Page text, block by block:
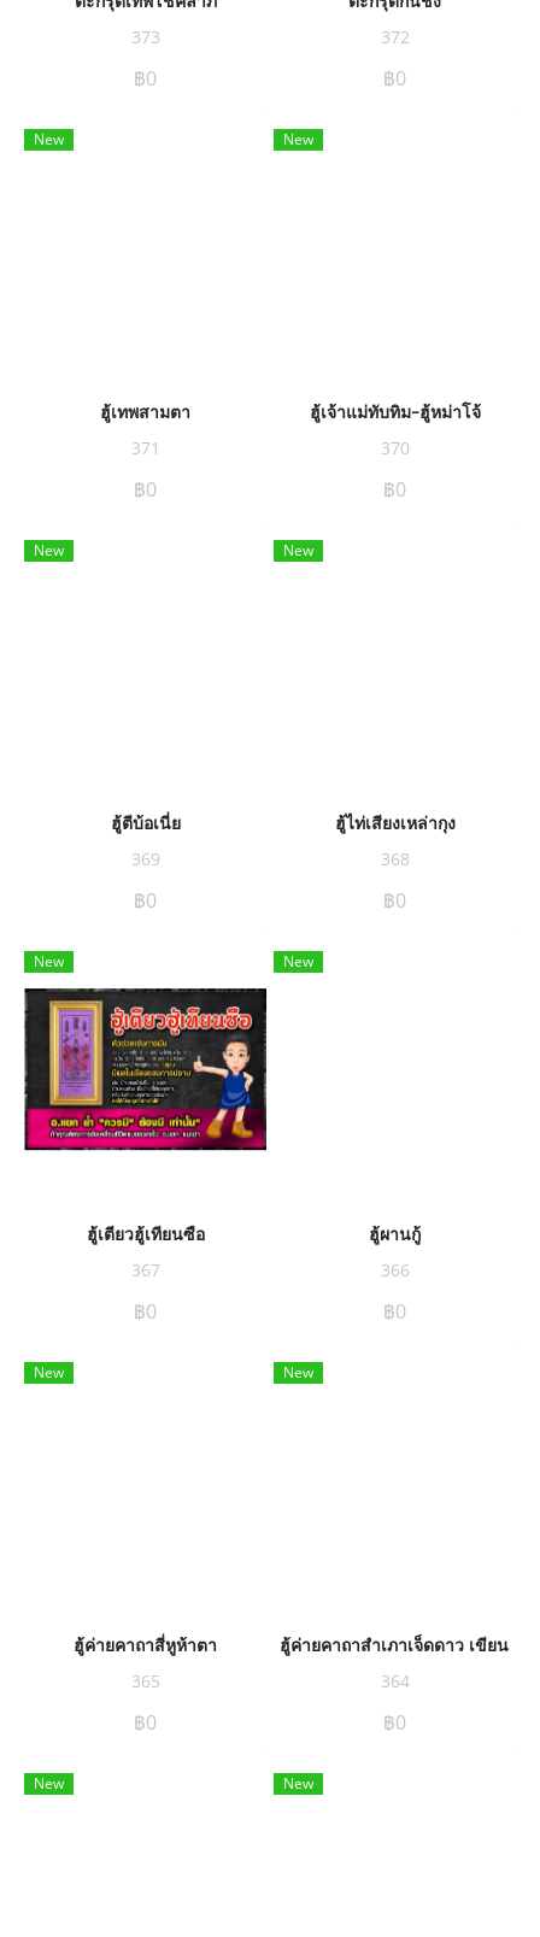
373
฿0
372
฿0
New
ฮู้เทพสามตา
371
฿0
New
ฮู้เจ้าแม่ทับทิม-ฮู้หม่าโจ้
370
฿0
New
ฮู้ตีบ้อเนี่ย
369
฿0
New
ฮู้ไท่เสียงเหล่ากุง
368
฿0
New
ฮู้เตียวฮู้เทียนซือ
367
฿0
New
ฮู้ผานกู้
366
฿0
New
ฮู้ค่ายคาถาสี่หูห้าตา
365
฿0
New
ฮู้ค่ายคาถาสำเภาเจ็ดดาว เขียนมือ
364
฿0
New New